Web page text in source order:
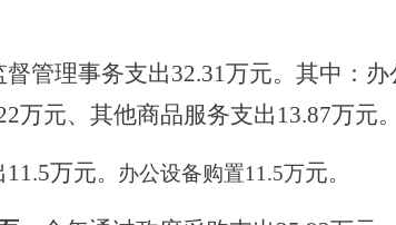
管理事务支出32.31万元。其中：
万元、其他商品服务支出13.87万元。
万元。 办公设备购置11.5万元。